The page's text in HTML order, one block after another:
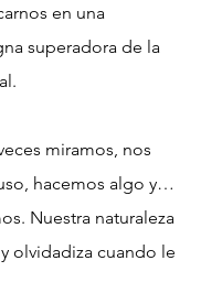
en una
superadora de la
miramos, nos
hacemos algo y…
Nuestra naturaleza
olvidadiza cuando le